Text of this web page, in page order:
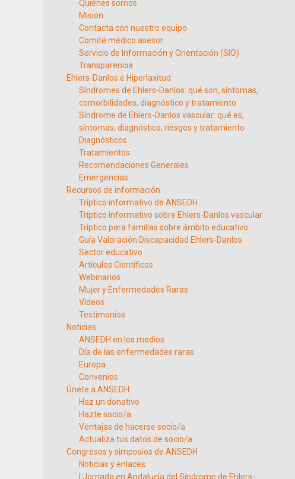
Quiénes somos
Misión
Contacta con nuestro equipo
Comité médico asesor
Servicio de Información y Orientación (SIO)
Transparencia
Ehlers-Danlos e Hiperlaxitud
Síndromes de Ehlers-Danlos: qué son, síntomas,
comorbilidades, diagnóstico y tratamiento
Síndrome de Ehlers-Danlos vascular: qué es,
síntomas, diagnóstico, riesgos y tratamiento
Diagnósticos
Tratamientos
Recomendaciones Generales
Emergencias
Recursos de información
Tríptico informativo de ANSEDH
Tríptico informativo sobre Ehlers-Danlos vascular
Tríptico para familias sobre ámbito educativo
Guía Valoración Discapacidad Ehlers-Danlos
Sector educativo
Artículos Científicos
Webinarios
Mujer y Enfermedades Raras
Vídeos
Testimonios
Noticias
ANSEDH en los medios
Día de las enfermedades raras
Europa
Convenios
Únete a ANSEDH
Haz un donativo
Hazte socio/a
Ventajas de hacerse socio/a
Actualiza tus datos de socio/a
Congresos y simposios de ANSEDH
Noticias y enlaces
I Jornada en Andalucía del Síndrome de Ehlers-